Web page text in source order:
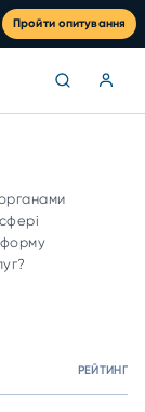
Пройти опитування
форму
РЕЙТИНГ